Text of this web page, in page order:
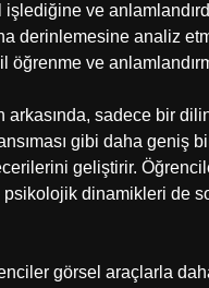
ve
derinlemesine analiz
ve
sadece bir
gibi daha geniş
geliştirir.
dinamikleri de
görsel araçlarla